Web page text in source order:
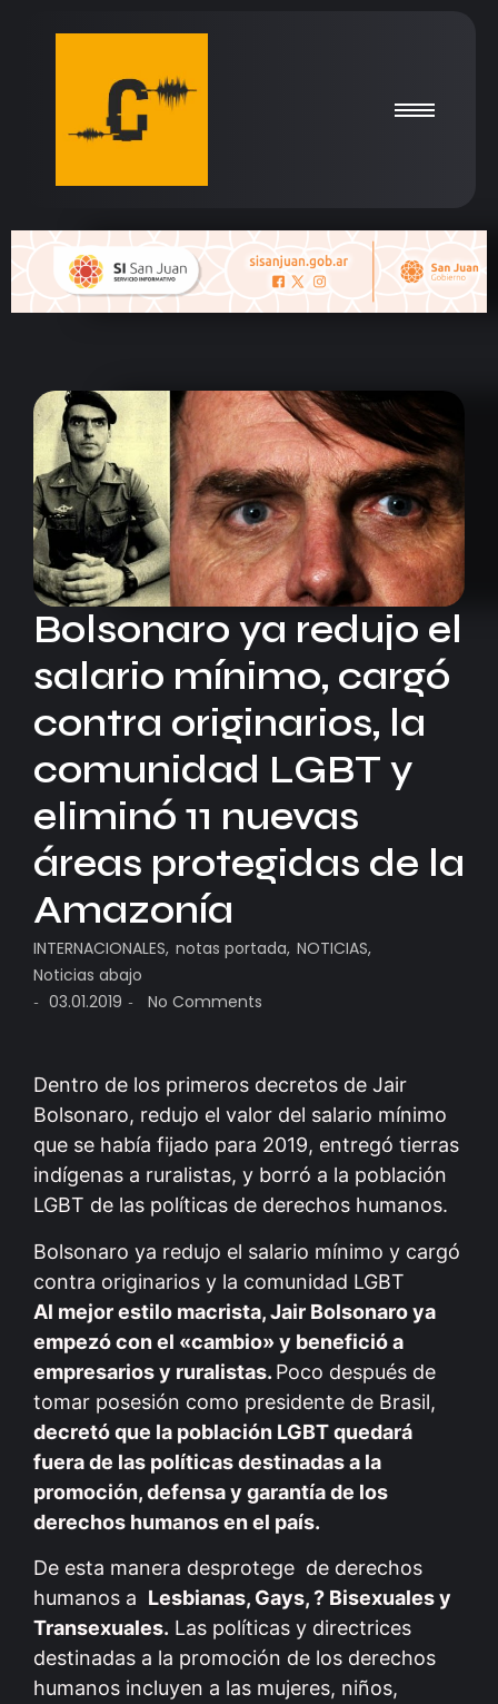
Bolsonaro ya redujo el
salario mínimo, cargó
contra originarios, la
comunidad LGBT y
eliminó 11 nuevas
áreas protegidas de la
Amazonía
INTERNACIONALES, notas portada, NOTICIAS,
Noticias abajo
- 03.01.2019 - No Comments
Dentro de los primeros decretos de Jair
Bolsonaro, redujo el valor del salario mínimo
que se había fijado para 2019, entregó tierras
indígenas a ruralistas, y borró a la población
LGBT de las políticas de derechos humanos.
Bolsonaro ya redujo el salario mínimo y cargó
contra originarios y la comunidad LGBT
Al mejor estilo macrista, Jair Bolsonaro ya
empezó con el «cambio» y benefició a
empresarios y ruralistas. Poco después de
tomar posesión como presidente de Brasil,
decretó que la población LGBT quedará
fuera de las políticas destinadas a la
promoción, defensa y garantía de los
derechos humanos en el país.
De esta manera desprotege de derechos
humanos a Lesbianas, Gays, ? Bisexuales y
Transexuales. Las políticas y directrices
destinadas a la promoción de los derechos
humanos incluyen a las mujeres, niños,